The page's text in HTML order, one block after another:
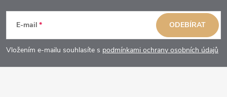
p
a
E-mail
Vložením e-mailu souhlasíte s podmínkami ochrany osobních údajů
ODEBÍRAT